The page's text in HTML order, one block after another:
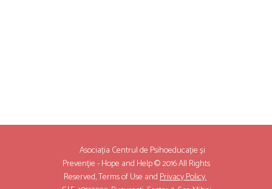
Asociația Centrul de Psihoeducație și
Prevenție - Hope and Help © 2016 All Rights
Reserved,Terms of Use andPrivacy Policy.